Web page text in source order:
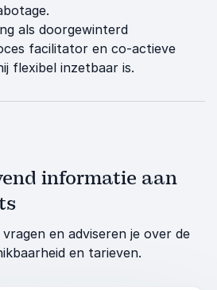
als doorgewinterd
facilitator en co-actieve
flexibel inzetbaar is.
informatie aan
en adviseren je over de
en tarieven.